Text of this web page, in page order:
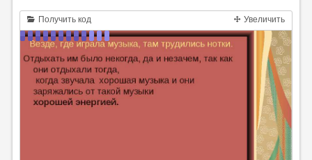
Получить код Увеличить